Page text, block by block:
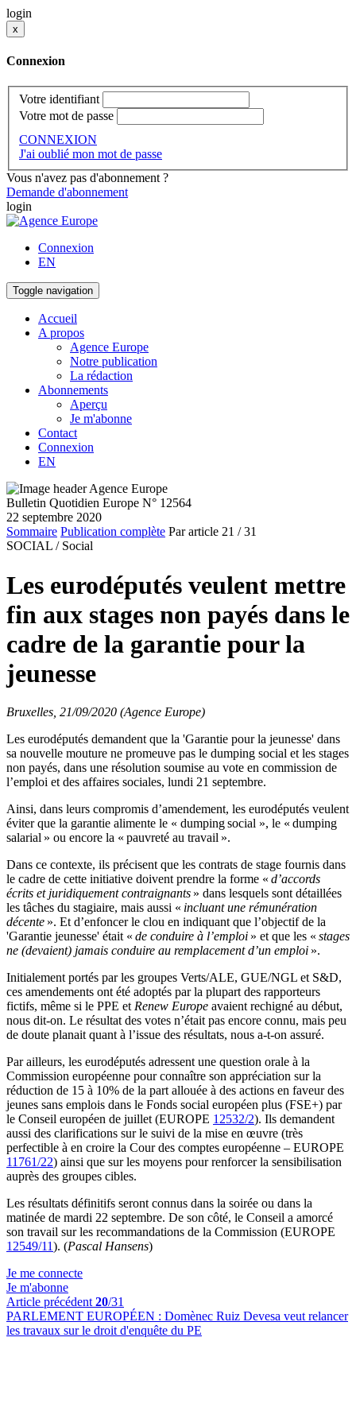
login
x
Connexion
Votre identifiant
Votre mot de passe
CONNEXION
J'ai oublié mon mot de passe
Vous n'avez pas d'abonnement ?
Demande d'abonnement
login
Connexion
EN
Toggle navigation
Accueil
A propos
Agence Europe
Notre publication
La rédaction
Abonnements
Aperçu
Je m'abonne
Contact
Connexion
EN
Bulletin Quotidien Europe N° 12564
22 septembre 2020
Sommaire Publication complète Par article 21 / 31
SOCIAL / Social
Les eurodéputés veulent mettre
fin aux stages non payés dans le
cadre de la garantie pour la
jeunesse
Bruxelles, 21/09/2020 (Agence Europe)
Les eurodéputés demandent que la 'Garantie pour la jeunesse' dans
sa nouvelle mouture ne promeuve pas le dumping social et les stages
non payés, dans une résolution soumise au vote en commission de
l’emploi et des affaires sociales, lundi 21 septembre.
Ainsi, dans leurs compromis d’amendement, les eurodéputés veulent
éviter que la garantie alimente le « dumping social », le « dumping
salarial » ou encore la « pauvreté au travail ».
Dans ce contexte, ils précisent que les contrats de stage fournis dans
le cadre de cette initiative doivent prendre la forme « d’accords
écrits et juridiquement contraignants » dans lesquels sont détaillées
les tâches du stagiaire, mais aussi « incluant une rémunération
décente ». Et d’enfoncer le clou en indiquant que l’objectif de la
'Garantie jeunesse' était « de conduire à l’emploi » et que les « stages
ne (devaient) jamais conduire au remplacement d’un emploi ».
Initialement portés par les groupes Verts/ALE, GUE/NGL et S&D,
ces amendements ont été adoptés par la plupart des rapporteurs
fictifs, même si le PPE et Renew Europe avaient rechigné au début,
nous dit-on. Le résultat des votes n’était pas encore connu, mais peu
de doute planait quant à l’issue des résultats, nous a-t-on assuré.
Par ailleurs, les eurodéputés adressent une question orale à la
Commission européenne pour connaître son appréciation sur la
réduction de 15 à 10% de la part allouée à des actions en faveur des
jeunes sans emplois dans le Fonds social européen plus (FSE+) par
le Conseil européen de juillet (EUROPE 12532/2). Ils demandent
aussi des clarifications sur le suivi de la mise en œuvre (très
perfectible à en croire la Cour des comptes européenne – EUROPE
11761/22) ainsi que sur les moyens pour renforcer la sensibilisation
auprès des groupes cibles.
Les résultats définitifs seront connus dans la soirée ou dans la
matinée de mardi 22 septembre. De son côté, le Conseil a amorcé
son travail sur les recommandations de la Commission (EUROPE
12549/11). (Pascal Hansens)
Je me connecte
Je m'abonne
Article précédent 20/31
PARLEMENT EUROPÉEN : Domènec Ruiz Devesa veut relancer
les travaux sur le droit d'enquête du PE